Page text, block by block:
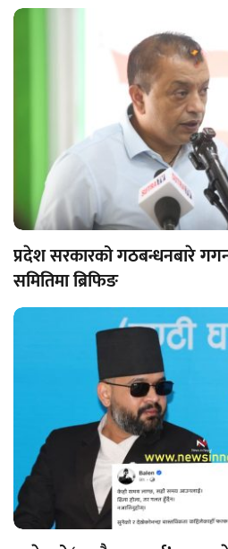
प्रदेश सरकारको गठबन्धनबारे
समितिमा ब्रिफिङ